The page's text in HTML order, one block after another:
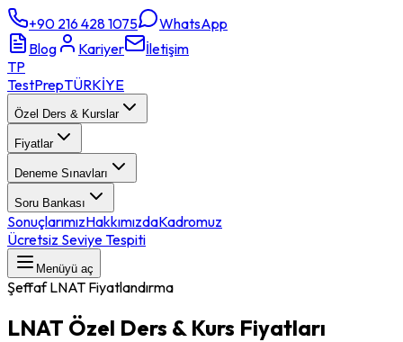
+90 216 428 1075
WhatsApp
Blog
Kariyer
İletişim
TP
TestPrepTÜRKİYE
Özel Ders & Kurslar
Fiyatlar
Deneme Sınavları
Soru Bankası
SonuçlarımızHakkımızdaKadromuz
Ücretsiz Seviye Tespiti
Menüyü aç
ŞeffafLNAT Fiyatlandırma
LNAT Özel Ders & Kurs Fiyatları